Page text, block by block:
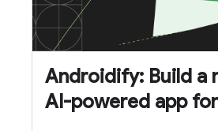
Androidify: Build a
AI-powered app